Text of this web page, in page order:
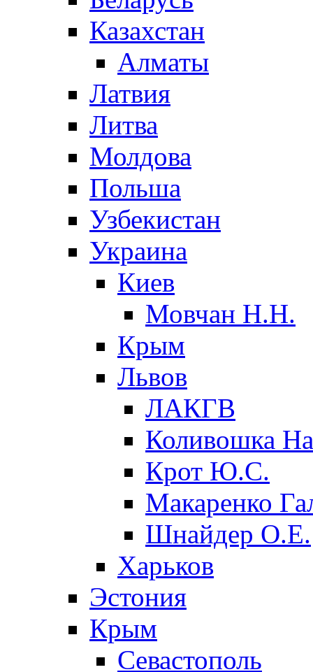
Казахстан
Алматы
Латвия
Литва
Молдова
Польша
Узбекистан
Украина
Киев
Мовчан Н.Н.
Крым
Львов
ЛАКГВ
Коливошка
Крот Ю.С.
Макаренко
Шнайдер О.Е.
Харьков
Эстония
Крым
Севастополь